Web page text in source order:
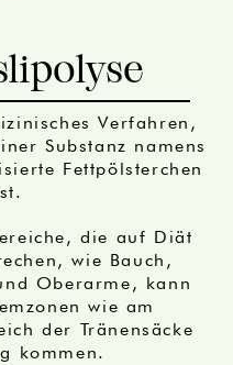
Verfahren,
Substanz namens
Fettpölsterchen
die auf Diät
wie Bauch,
Oberarme, kann
wie am
der Tränensäcke
kommen.